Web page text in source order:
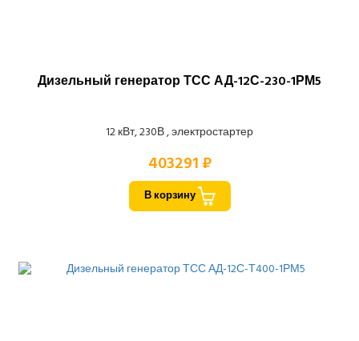
Дизельный генератор ТСС АД-12С-230-1РМ5
12 кВт, 230В , электростартер
403291 ₽
В корзину